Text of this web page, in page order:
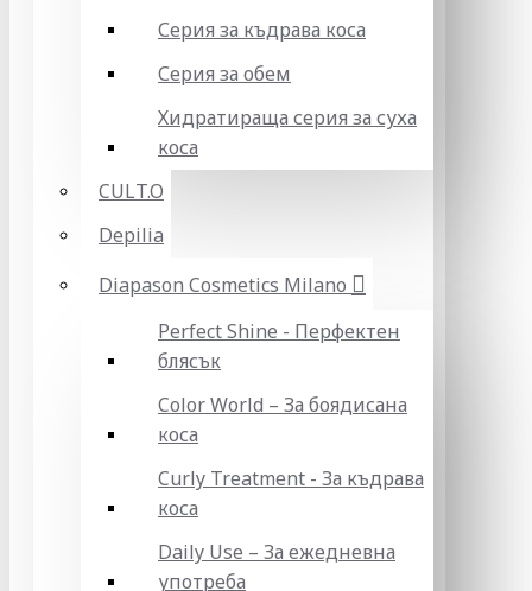
Серия за къдрава коса
Серия за обем
Хидратираща серия за суха
коса
CULT.O
Depilia
Diapason Cosmetics Milano
Perfect Shine - Перфектен
блясък
Color World – За боядисана
коса
Curly Treatment - За къдрава
коса
Daily Use – За ежедневна
употреба